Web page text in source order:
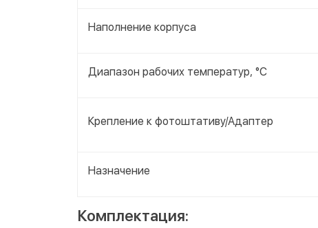
Наполнение корпуса
Диапазон рабочих температур, °С
Крепление к фотоштативу/Адаптер
Назначение
Комплектация: